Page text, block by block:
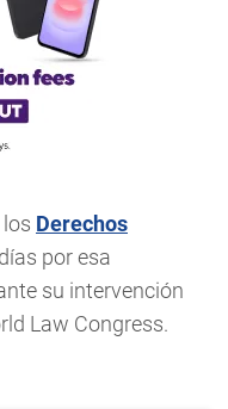
Derechos
por esa
su intervención
Law Congress.